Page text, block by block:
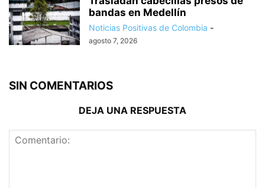
bandas en Medellín
Noticias Positivas de Colombia -
agosto 7, 2026
SIN COMENTARIOS
DEJA UNA RESPUESTA